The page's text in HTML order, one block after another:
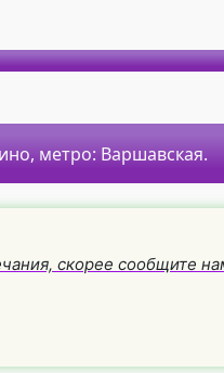
метро: Варшавская.
скорее сообщите